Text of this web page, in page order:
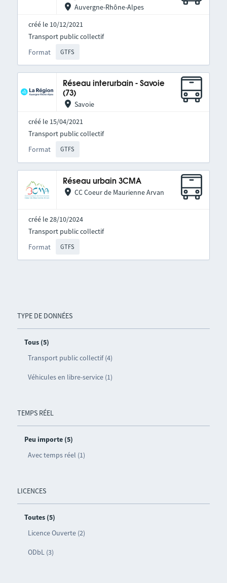
TYPE DE DONNÉES
Tous (5)
Transport public collectif (4)
Véhicules en libre-service (1)
TEMPS RÉEL
Peu importe (5)
Avec temps réel (1)
LICENCES
Toutes (5)
Licence Ouverte (2)
ODbL (3)
Auvergne-Rhône-Alpes
créé le 10/12/2021
Format GTFS
Transport public collectif
Réseau interurbain - Savoie
(73)
Savoie
créé le 15/04/2021
Format GTFS
Transport public collectif
Réseau urbain 3CMA
CC Coeur de Maurienne Arvan
créé le 28/10/2024
Format GTFS
Transport public collectif